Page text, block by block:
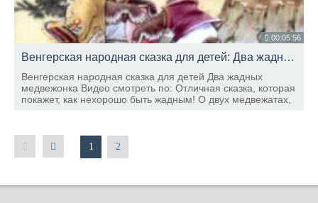
00:05:56
Венгерская народная сказка для детей: Два жадных медвежонка
Венгерская народная сказка для детей Два жадных
медвежонка Видео смотреть по: Отличная сказка, которая
покажет, как нехорошо быть жадным! О двух медвежатах,
1 2